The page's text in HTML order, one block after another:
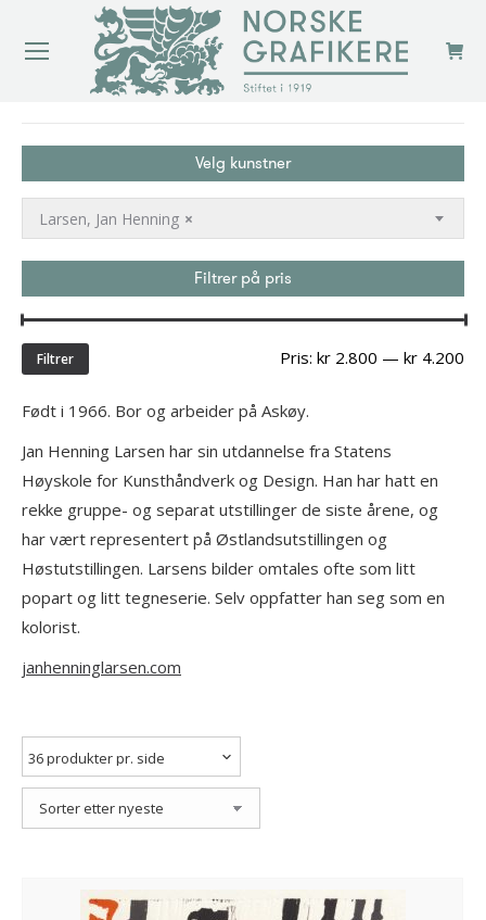
Velg kunstner
×
Larsen, Jan Henning
Filtrer på pris
Filtrer Pris: kr 2.800 — kr 4.200
Født i 1966. Bor og arbeider på Askøy.
Jan Henning Larsen har sin utdannelse fra Statens
Høyskole for Kunsthåndverk og Design. Han har hatt en
rekke gruppe- og separat utstillinger de siste årene, og
har vært representert på Østlandsutstillingen og
Høstutstillingen. Larsens bilder omtales ofte som litt
popart og litt tegneserie. Selv oppfatter han seg som en
kolorist.
janhenninglarsen.com